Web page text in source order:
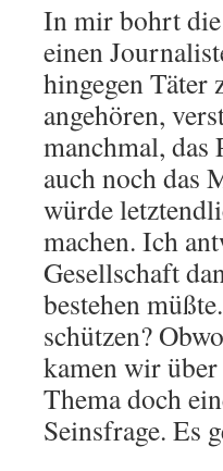
In mir bohrt
einen
hingegen
angehören,
manchmal,
auch noch das
würde
machen. Ich
Gesellschaft
bestehen
schützen?
kamen wir
Thema doch
Seinsfrage. Es